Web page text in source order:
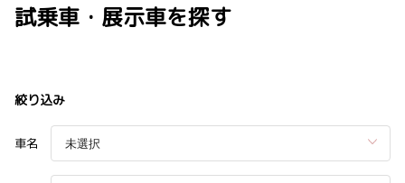
試乗車・展示車を探す
絞り込み
車名